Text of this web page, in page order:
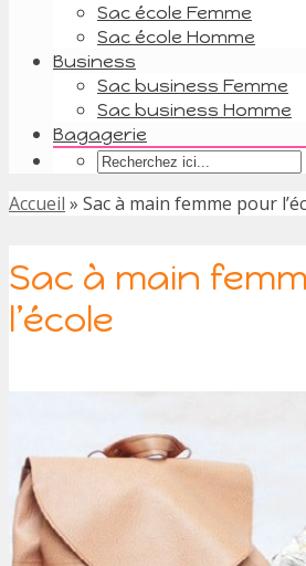
Sac école Femme
Sac école Homme
Business
Sac business Femme
Sac business Homme
Bagagerie
Accueil » Sac à main femme pour
Sac à main
l’école